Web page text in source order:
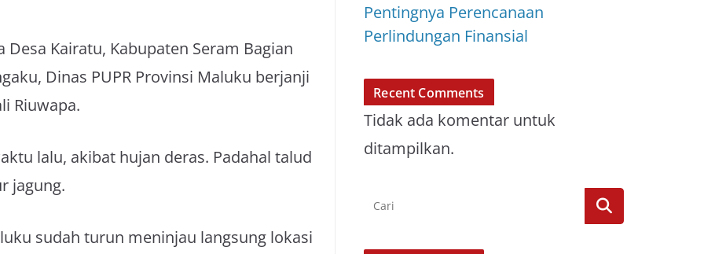
Desa Kairatu, Kabupaten Seram Bagian
Dinas PUPR Provinsi Maluku berjanji
Riuwapa.
lalu, akibat hujan deras. Padahal talud
jagung.
sudah turun meninjau langsung lokasi
Pentingnya Perencanaan
Perlindungan Finansial
Recent Comments
Tidak ada komentar untuk
ditampilkan.